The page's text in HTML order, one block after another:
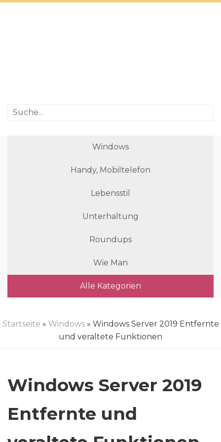
Windows
Handy, Mobiltelefon
Lebensstil
Unterhaltung
Roundups
Wie Man
Alle Kategorien
Startseite » Windows» Windows Server 2019 Entfernte
und veraltete Funktionen
Windows Server 2019
Entfernte und